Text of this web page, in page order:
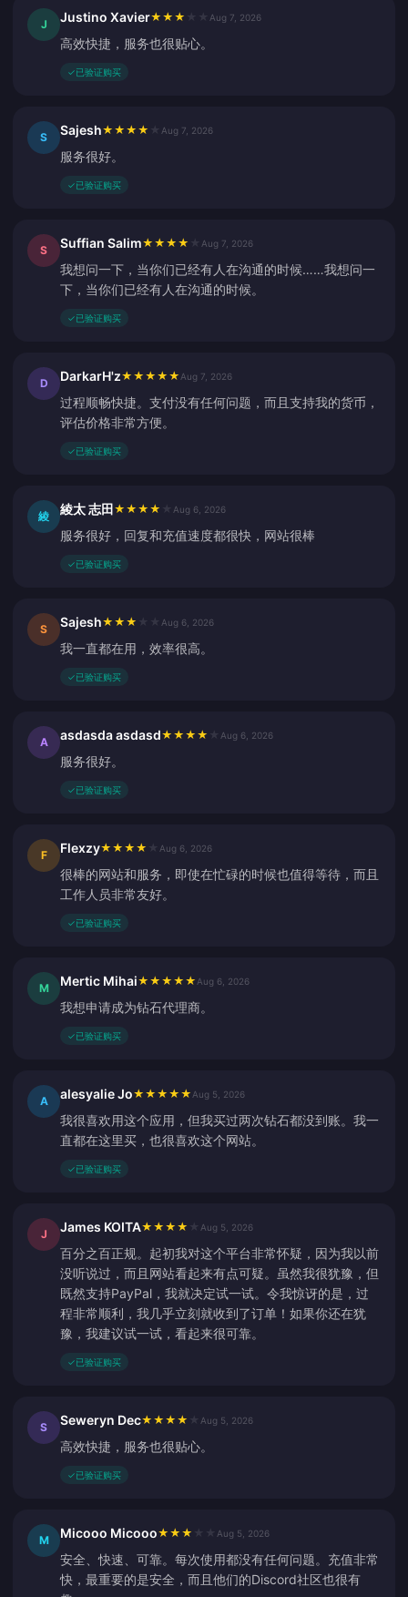
J Justino Xavier★ ★ ★ Aug 7, 2026
高效快捷，服务也很贴心。
✓已验证购买
S Sajesh★ ★ ★ ★ Aug 7, 2026
服务很好。
✓已验证购买
S Suffian Salim★ ★ ★ ★ Aug 7, 2026
我想问一下，当你们已经有人在沟通的时候……我想问一
下，当你们已经有人在沟通的时候。
✓已验证购买
D DarkarH'z★ ★ ★ ★ ★ Aug 7, 2026
过程顺畅快捷。支付没有任何问题，而且支持我的货币，
评估价格非常方便。
✓已验证购买
綾 綾太 志田★ ★ ★ ★ Aug 6, 2026
服务很好，回复和充值速度都很快，网站很棒
✓已验证购买
S Sajesh★ ★ ★ Aug 6, 2026
我一直都在用，效率很高。
✓已验证购买
A asdasda asdasd★ ★ ★ ★ Aug 6, 2026
服务很好。
✓已验证购买
F Flexzy★ ★ ★ ★ Aug 6, 2026
很棒的网站和服务，即使在忙碌的时候也值得等待，而且
工作人员非常友好。
✓已验证购买
M Mertic Mihai★ ★ ★ ★ ★ Aug 6, 2026
我想申请成为钻石代理商。
✓已验证购买
A alesyalie Jo★ ★ ★ ★ ★ Aug 5, 2026
我很喜欢用这个应用，但我买过两次钻石都没到账。我一
直都在这里买，也很喜欢这个网站。
✓已验证购买
J James KOITA★ ★ ★ ★ Aug 5, 2026
百分之百正规。起初我对这个平台非常怀疑，因为我以前
没听说过，而且网站看起来有点可疑。虽然我很犹豫，但
既然支持PayPal，我就决定试一试。令我惊讶的是，过
程非常顺利，我几乎立刻就收到了订单！如果你还在犹
豫，我建议试一试，看起来很可靠。
✓已验证购买
S Seweryn Dec★ ★ ★ ★ Aug 5, 2026
高效快捷，服务也很贴心。
✓已验证购买
M Micooo Micooo★ ★ ★ Aug 5, 2026
安全、快速、可靠。每次使用都没有任何问题。充值非常
快，最重要的是安全，而且他们的Discord社区也很有